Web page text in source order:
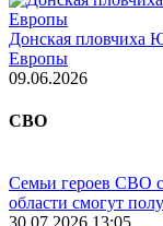
Донская пловчиха
Европы
09.06.2026
СВО
Семьи героев СВО с
области смогут